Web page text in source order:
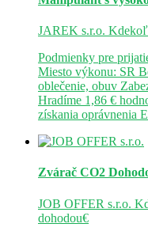
JAREK s.r.o.
Podmienky pre
Miesto výkonu: SR
oblečenie, obuv
Hradíme 1,86 €
získania oprávnenia
Zvárač CO2
JOB OFFER s.r.o.
dohodou€